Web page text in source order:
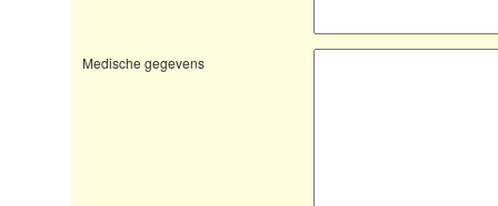
Medische gegevens